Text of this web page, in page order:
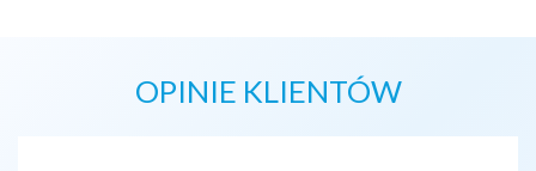
OPINIE KLIENTÓW